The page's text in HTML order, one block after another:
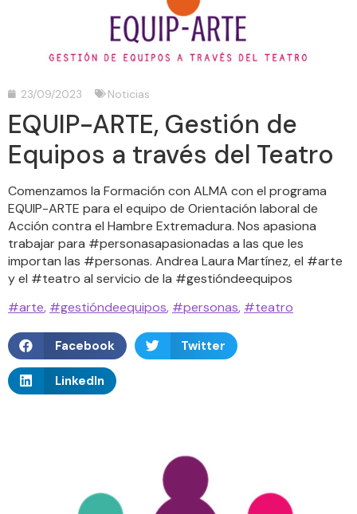
23/09/2023 Noticias
EQUIP-ARTE, Gestión de
Equipos a través del Teatro
Comenzamos la Formación con ALMA con el programa
EQUIP-ARTE para el equipo de Orientación laboral de
Acción contra el Hambre Extremadura. Nos apasiona
trabajar para #personasapasionadas a las que les
importan las #personas. Andrea Laura Martínez, el #arte
y el #teatro al servicio de la #gestióndeequipos
#arte, #gestióndeequipos, #personas, #teatro
Facebook Twitter
LinkedIn